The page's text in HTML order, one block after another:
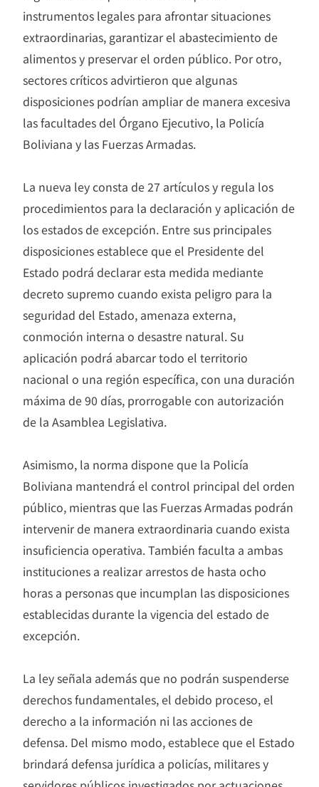
instrumentos legales para afrontar situaciones
extraordinarias, garantizar el abastecimiento de
alimentos y preservar el orden público. Por otro,
sectores críticos advirtieron que algunas
disposiciones podrían ampliar de manera excesiva
las facultades del Órgano Ejecutivo, la Policía
Boliviana y las Fuerzas Armadas.
La nueva ley consta de 27 artículos y regula los
procedimientos para la declaración y aplicación de
los estados de excepción. Entre sus principales
disposiciones establece que el Presidente del
Estado podrá declarar esta medida mediante
decreto supremo cuando exista peligro para la
seguridad del Estado, amenaza externa,
conmoción interna o desastre natural. Su
aplicación podrá abarcar todo el territorio
nacional o una región específica, con una duración
máxima de 90 días, prorrogable con autorización
de la Asamblea Legislativa.
Asimismo, la norma dispone que la Policía
Boliviana mantendrá el control principal del orden
público, mientras que las Fuerzas Armadas podrán
intervenir de manera extraordinaria cuando exista
insuficiencia operativa. También faculta a ambas
instituciones a realizar arrestos de hasta ocho
horas a personas que incumplan las disposiciones
establecidas durante la vigencia del estado de
excepción.
La ley señala además que no podrán suspenderse
derechos fundamentales, el debido proceso, el
derecho a la información ni las acciones de
defensa. Del mismo modo, establece que el Estado
brindará defensa jurídica a policías, militares y